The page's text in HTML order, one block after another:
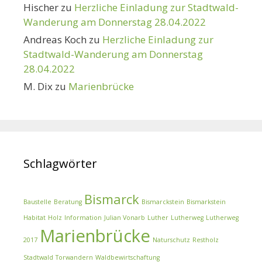
Hischer zu Herzliche Einladung zur Stadtwald-
Wanderung am Donnerstag 28.04.2022
Andreas Koch zu Herzliche Einladung zur
Stadtwald-Wanderung am Donnerstag
28.04.2022
M. Dix zu Marienbrücke
Schlagwörter
Baustelle Beratung Bismarck Bismarckstein Bismarkstein
Habitat Holz Information Julian Vonarb Luther Lutherweg Lutherweg
2017 Marienbrücke Naturschutz Restholz
Stadtwald Torwandern Waldbewirtschaftung